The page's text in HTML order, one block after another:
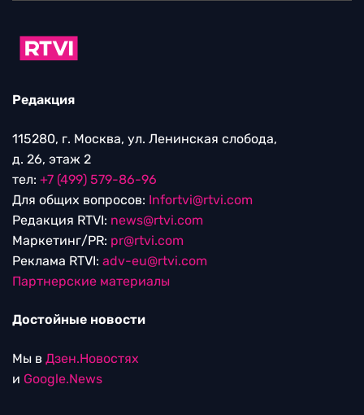
Редакция
115280, г. Москва, ул. Ленинская слобода,
д. 26, этаж 2
тел: +7 (499) 579-86-96
Для общих вопросов: Infortvi@rtvi.com
Редакция RTVI: news@rtvi.com
Маркетинг/PR: pr@rtvi.com
Реклама RTVI: adv-eu@rtvi.com
Партнерские материалы
Достойные новости
Мы в Дзен.Новостях
и Google.News